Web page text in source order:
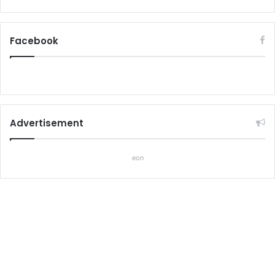
Facebook
Advertisement
eon